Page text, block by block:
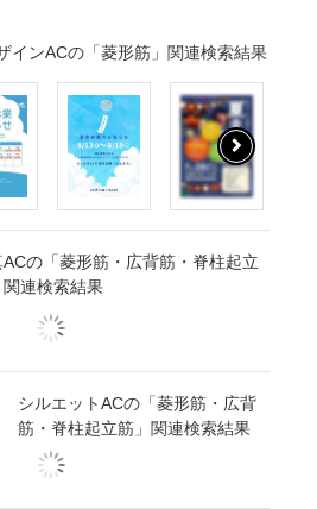
インACの「菱形筋」関連検索結果
の「菱形筋・広背筋・脊柱起立
関連検索結果
シルエットACの「菱形筋・広背
筋・脊柱起立筋」関連検索結果